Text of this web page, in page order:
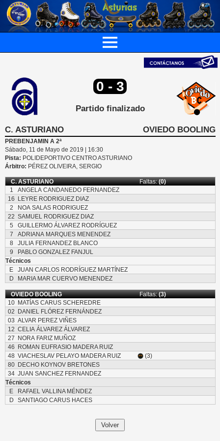
0 - 3
Partido finalizado
C. ASTURIANO OVIEDO BOOLING
PREBENJAMIN A 2ª
Sábado, 11 de Mayo de 2019 | 16:30
Pista: POLIDEPORTIVO CENTRO ASTURIANO
Árbitro: PÉREZ OLIVEIRA, SERGIO
C. ASTURIANO Faltas:(0)
1
ANGELA CANDANEDO FERNANDEZ
16
LEYRE RODRIGUEZ DIAZ
2
NOA SALAS RODRIGUEZ
22 SAMUEL RODRIGUEZ DIAZ
5
GUILLERMO ÁLVAREZ RODRÍGUEZ
7
ADRIANA MARQUES MENENDEZ
8
JULIA FERNANDEZ BLANCO
9
PABLO GONZALEZ FANJUL
Técnicos
E
JUAN CARLOS RODRÍGUEZ MARTÍNEZ
D
MARIA MAR CUERVO MENENDEZ
OVIEDO BOOLING Faltas:(3)
10
MATÍAS CARUS SCHEREDRE
02
DANIEL FLÓREZ FERNÁNDEZ
03 ALVAR PEREZ VIÑES
12 CELIA ÁLVAREZ ÁLVAREZ
27
NORA FARIZ MUÑOZ
46
ROMAN EUFRASIO MADERA RUIZ
48 VIACHESLAV PELAYO MADERA RUIZ
(3)
80
DECHO KOYNOV BRETONES
34 JUAN SANCHEZ FERNANDEZ
Técnicos
E
RAFAEL VALLINA MÉNDEZ
D
SANTIAGO CARUS HACES